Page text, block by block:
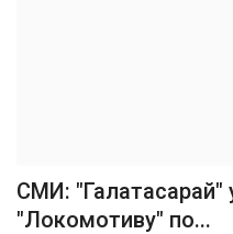
СМИ: "Галатасарай"
"Локомотиву" по...